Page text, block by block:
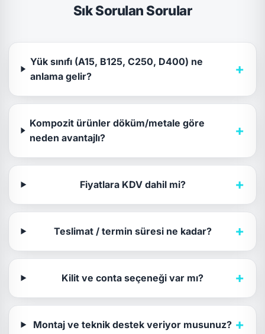
Sık Sorulan Sorular
Yük sınıfı (A15, B125, C250, D400) ne
anlama gelir?
+
Kompozit ürünler döküm/metale göre
neden avantajlı?
+
Fiyatlara KDV dahil mi? +
Teslimat / termin süresi ne kadar? +
Kilit ve conta seçeneği var mı? +
Montaj ve teknik destek veriyor musunuz? +